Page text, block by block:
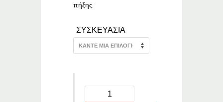
πήξης
ΣΥΣΚΕΥΑΣΙΑ